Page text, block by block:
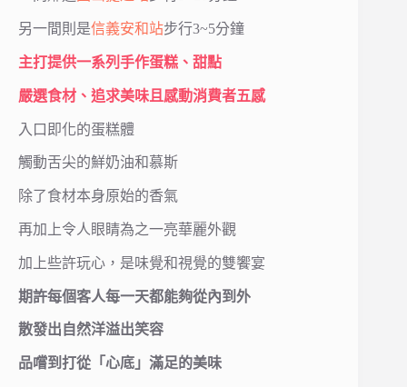
另一間則是信義安和站步行3~5分鐘
主打提供一系列手作蛋糕、甜點
嚴選食材、追求美味且感動消費者五感
入口即化的蛋糕體
觸動舌尖的鮮奶油和慕斯
除了食材本身原始的香氣
再加上令人眼睛為之一亮華麗外觀
加上些許玩心，是味覺和視覺的雙饗宴
期許每個客人每一天都能夠從內到外
散發出自然洋溢出笑容
品嚐到打從「心底」滿足的美味